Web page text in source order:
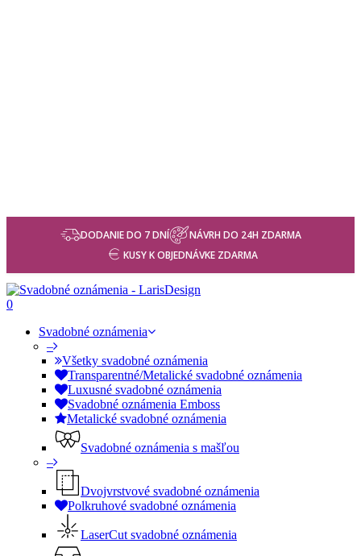
DODANIE DO 7 DNÍ
NÁVRH DO 24H ZDARMA
KUSY K OBJEDNÁVKE ZDARMA
0
Svadobné oznámenia
–
Všetky svadobné oznámenia
Transparentné/Metalické svadobné oznámenia
Luxusné svadobné oznámenia
Svadobné oznámenia Emboss
Metalické svadobné oznámenia
Svadobné oznámenia s mašľou
–
Dvojvrstvové svadobné oznámenia
Polkruhové svadobné oznámenia
LaserCut svadobné oznámenia